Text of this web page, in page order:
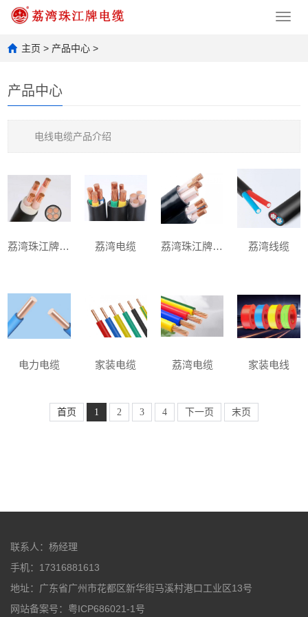
主页 > 产品中心 >
产品中心
电线电缆产品介绍
荔湾珠江牌电缆 荔湾电缆 荔湾珠江牌电缆 荔湾线缆
电力电缆 家装电缆 荔湾电缆 家装电线
首页 1 2 3 4 下一页 末页
联系人：杨经理
手机：17316881613
地址：广东省广州市花都区新华街马溪村港口工业区13号
网站备案号：粤ICP686021-1号